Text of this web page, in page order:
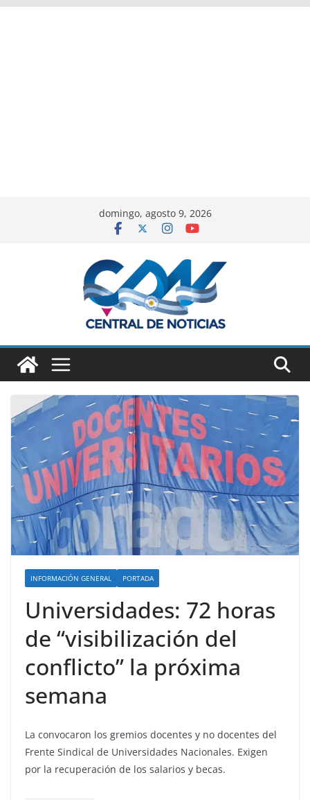
domingo, agosto 9, 2026
INFORMACIÓN GENERAL PORTADA
Universidades: 72 horas
de “visibilización del
conflicto” la próxima
semana
La convocaron los gremios docentes y no docentes del
Frente Sindical de Universidades Nacionales. Exigen
por la recuperación de los salarios y becas.